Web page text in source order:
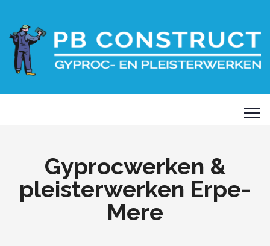
Gyprocwerken &
pleisterwerken Erpe-
Mere